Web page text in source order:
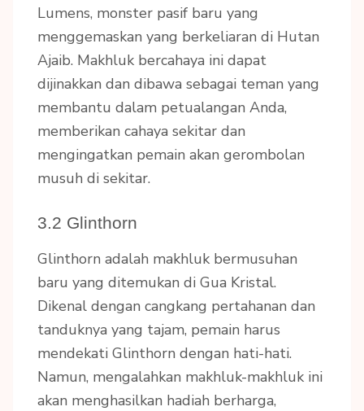
Lumens, monster pasif baru yang
menggemaskan yang berkeliaran di Hutan
Ajaib. Makhluk bercahaya ini dapat
dijinakkan dan dibawa sebagai teman yang
membantu dalam petualangan Anda,
memberikan cahaya sekitar dan
mengingatkan pemain akan gerombolan
musuh di sekitar.
3.2 Glinthorn
Glinthorn adalah makhluk bermusuhan
baru yang ditemukan di Gua Kristal.
Dikenal dengan cangkang pertahanan dan
tanduknya yang tajam, pemain harus
mendekati Glinthorn dengan hati-hati.
Namun, mengalahkan makhluk-makhluk ini
akan menghasilkan hadiah berharga,